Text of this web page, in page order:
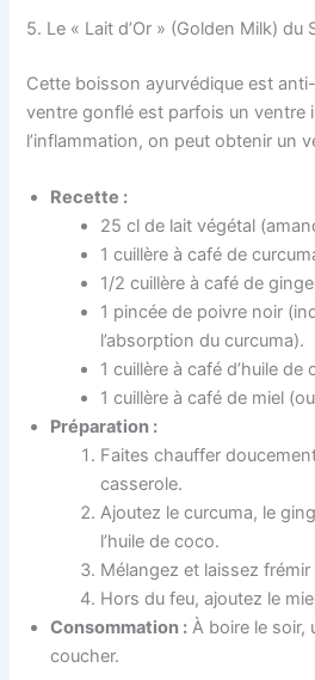
5. Le « Lait d’Or » (Golden Milk) du
Cette boisson ayurvédique est
ventre gonflé est parfois un ventre
l’inflammation, on peut obtenir un
Recette :
25 cl de lait végétal
1 cuillère à café de
1/2 cuillère à café de
1 pincée de poivre noir
l’absorption du curcuma).
1 cuillère à café d’huile
1 cuillère à café de miel
Préparation :
Faites chauffer
casserole.
Ajoutez le curcuma, le
l’huile de coco.
Mélangez et laissez
Hors du feu, ajoutez le
Consommation : À boire le soir,
coucher.